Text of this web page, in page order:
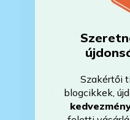
Bankkártyával
Hogyan tudom
kiszemelt
Szakértői
blogcikkek,